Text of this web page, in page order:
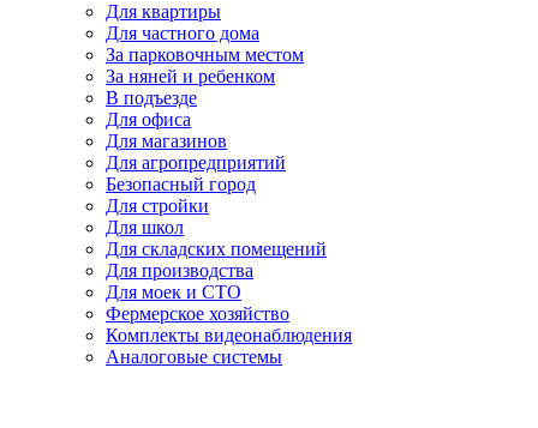
Для квартиры
Для частного дома
За парковочным местом
За няней и ребенком
В подъезде
Для офиса
Для магазинов
Для агропредприятий
Безопасный город
Для стройки
Для школ
Для складских помещений
Для производства
Для моек и СТО
Фермерское хозяйство
Комплекты видеонаблюдения
Аналоговые системы